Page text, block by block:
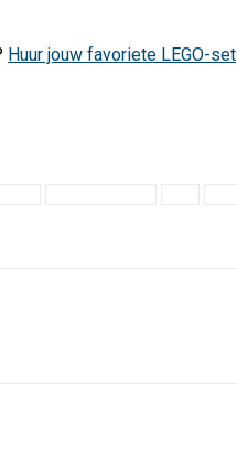
Huur jouw favoriete LEGO-set